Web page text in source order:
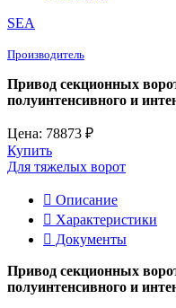
SEA
Производитель
Привод секционных
полуинтенсивного и
Цена: 78873 ₽
Купить
Для тяжелых ворот
Описание
Характеристики
Документы
Привод секционных
полуинтенсивного и